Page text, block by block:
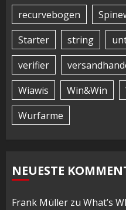
recurvebogen
Starter
string
verifier
Wiawis
Win&Win
Wurfarme
NEUESTE
Frank Müller zu What’s